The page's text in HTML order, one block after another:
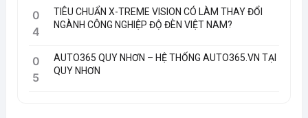
0
4
TIÊU CHUẨN X-TREME VISION CÓ LÀM THAY ĐỔI
NGÀNH CÔNG NGHIỆP ĐỘ ĐÈN VIỆT NAM?
0
5
AUTO365 QUY NHƠN – HỆ THỐNG AUTO365.VN TẠI
QUY NHƠN